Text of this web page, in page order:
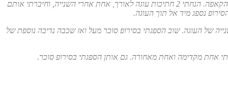
11 ס”מ כל אחת. מרחתי קצת גנאש לאורך הקאפה. הנחתי 2 חתיכות עוגה לאורך, אחת אחרי השנייה, וחיברתי אותם
הנחתי עוד 2 חתיכות עוגה מעל וכך קיבלתי את השכבה השנייה של העוגה. שוב הספגתי בסירופ סוכר מעל ואז שכבה נדיבה נוספת של